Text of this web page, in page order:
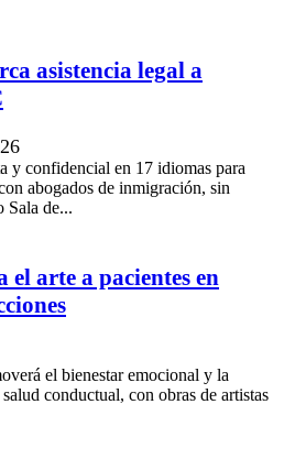
asistencia legal a
y confidencial en 17 idiomas para
abogados de inmigración, sin
Sala de...
arte a pacientes en
el bienestar emocional y la
conductual, con obras de artistas